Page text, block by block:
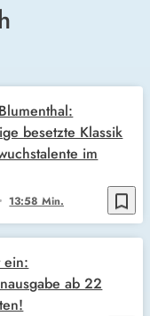
bookmark_border
13:58 Min.
besetzte Klassik
im
ein:
ab 22